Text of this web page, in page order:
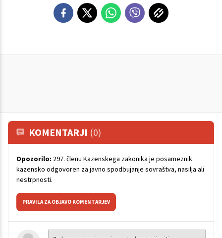
KOMENTARJI (0)
Opozorilo: 297. členu Kazenskega zakonika je posameznik
kazensko odgovoren za javno spodbujanje sovraštva, nasilja ali
nestrpnosti.
PRAVILA ZA OBJAVO KOMENTARJEV